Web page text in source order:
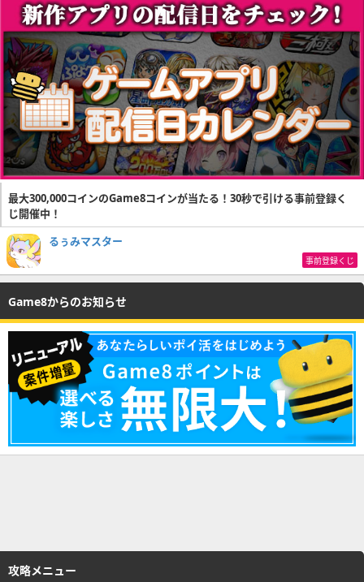
最大300,000コインのGame8コインが当たる！30秒で引ける事前登録く
じ開催中！
るぅみマスター
事前登録くじ
Game8からのお知らせ
攻略メニュー